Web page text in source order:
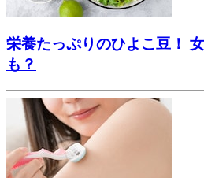
栄養たっぷりのひよこ豆！
も？